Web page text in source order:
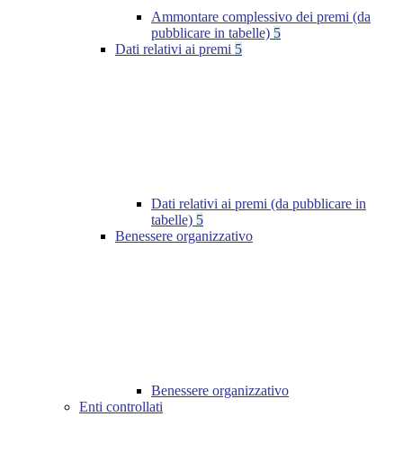
Ammontare complessivo dei premi (da
pubblicare in tabelle) 5
Dati relativi ai premi 5
Dati relativi ai premi (da pubblicare in
tabelle) 5
Benessere organizzativo
Benessere organizzativo
Enti controllati